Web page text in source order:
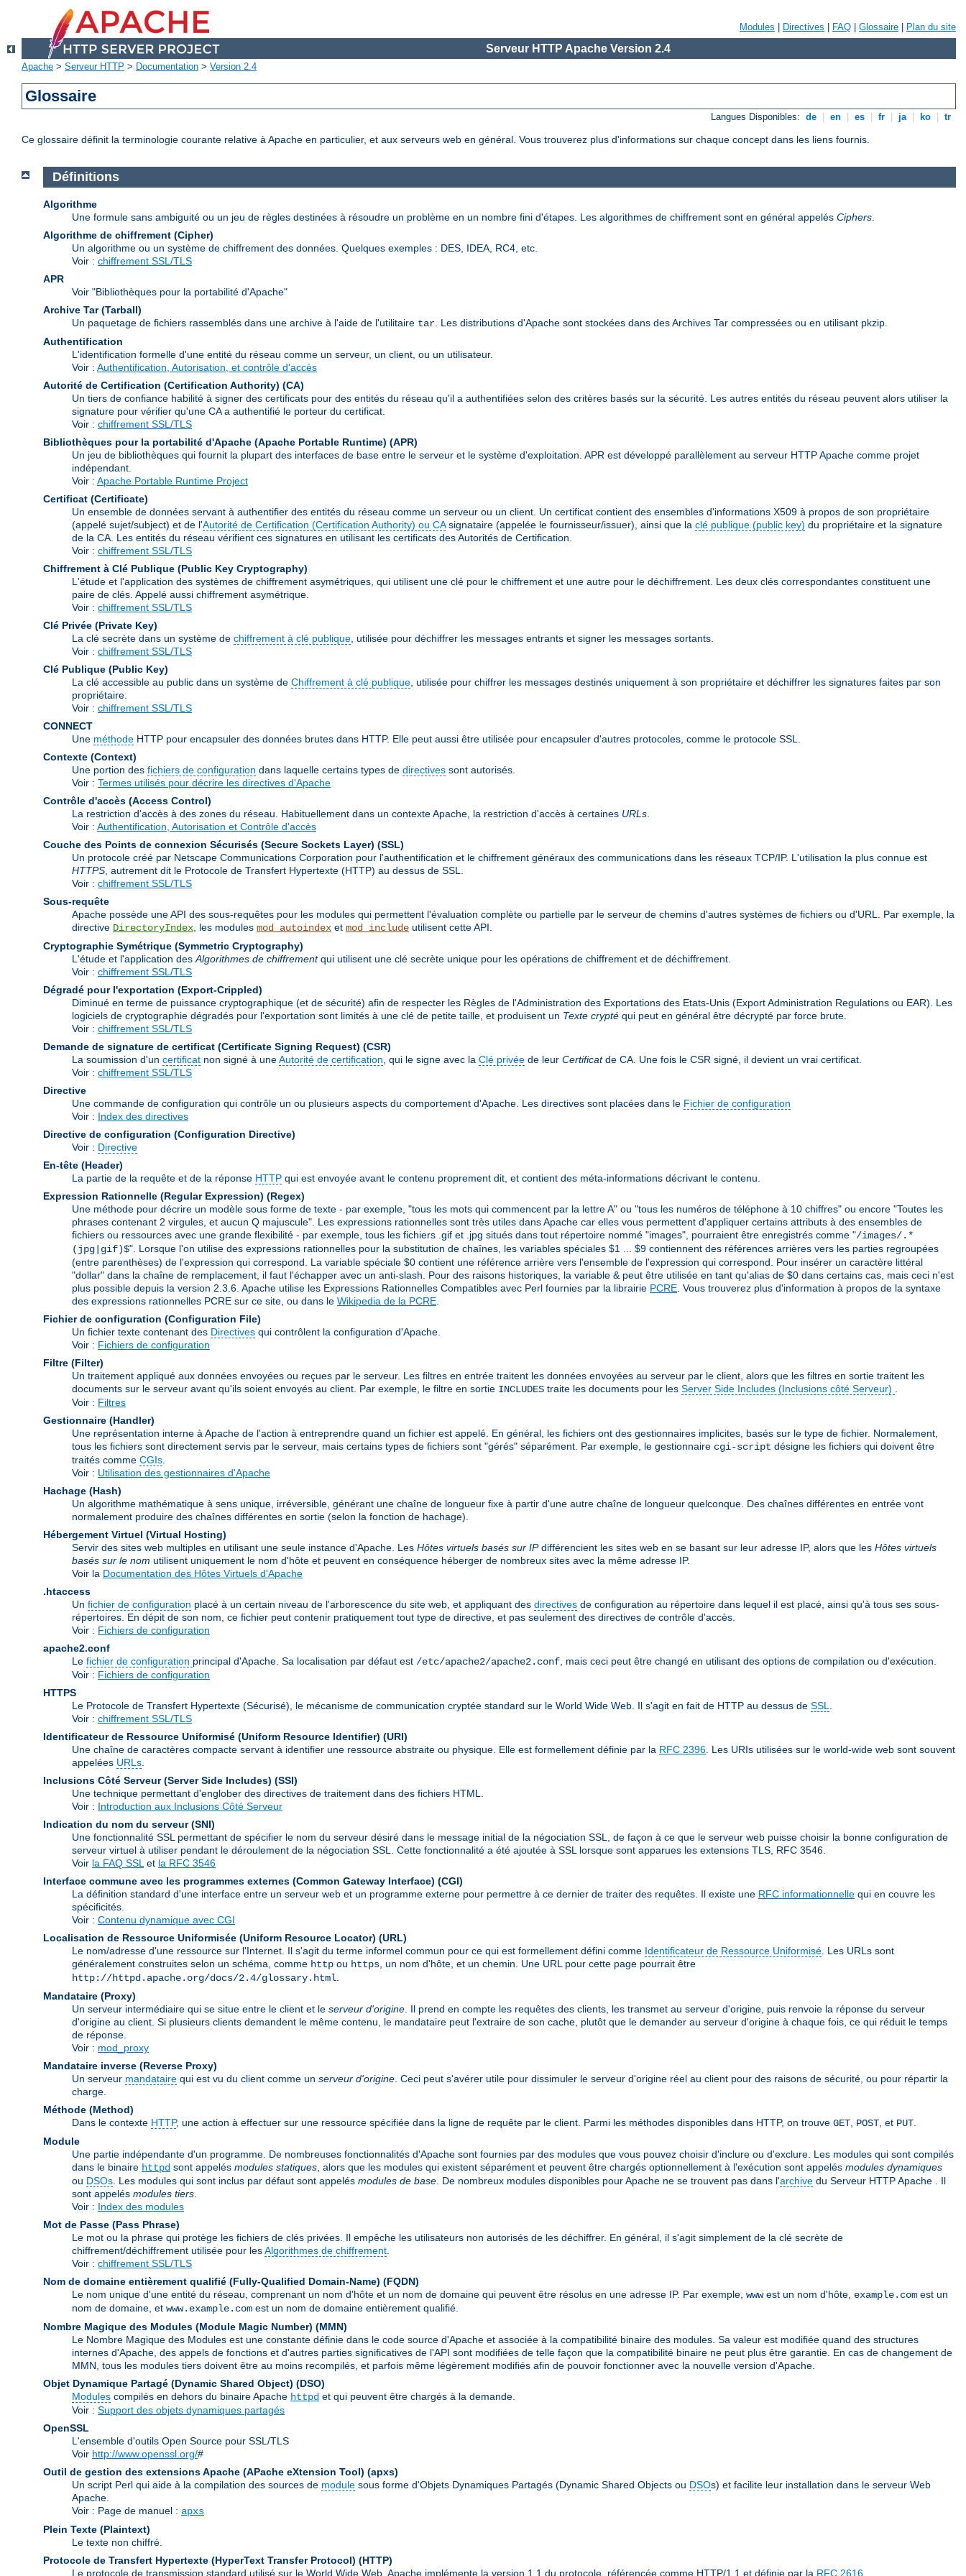
Modules Directives FAQ Glossaire Plan du site
Serveur HTTP Apache Version 2.4
Apache > Serveur HTTP > Documentation > Version 2.4
Glossaire
Langues Disponibles: de en es fr ja ko tr
Ce glossaire définit la terminologie courante relative à Apache en particulier, et aux serveurs web en général. Vous trouverez plus d'informations sur chaque concept dans les liens fournis.
Définitions
Algorithme
Une formule sans ambiguité ou un jeu de règles destinées à résoudre un problème en un nombre fini d'étapes. Les algorithmes de chiffrement sont en général appelés Ciphers
Algorithme de chiffrement (Cipher)
Un algorithme ou un système de chiffrement des données. Quelques exemples : DES, IDEA, RC4, etc.
Voir : chiffrement SSL/TLS
APR
Voir "Bibliothèques pour la portabilité d'Apache"
Archive Tar (Tarball)
Un paquetage de fichiers rassemblés dans une archive à l'aide de l'utilitaire tar . Les distributions d'Apache sont stockées dans des Archives Tar compressées ou en utilisant pkzip.
Authentification
L'identification formelle d'une entité du réseau comme un serveur, un client, ou un utilisateur.
Voir : Authentification, Autorisation, et contrôle d'accès
Autorité de Certification (Certification Authority) (CA)
Un tiers de confiance habilité à signer des certificats pour des entités du réseau qu'il a authentifiées selon des critères basés sur la sécurité. Les autres entités du réseau peuvent alors utiliser la
signature pour vérifier qu'une CA a authentifié le porteur du certificat.
Voir : chiffrement SSL/TLS
Bibliothèques pour la portabilité d'Apache (Apache Portable Runtime) (APR)
Un jeu de bibliothèques qui fournit la plupart des interfaces de base entre le serveur et le système d'exploitation. APR est développé parallèlement au serveur HTTP Apache comme projet
indépendant.
Voir : Apache Portable Runtime Project
Certificat (Certificate)
Un ensemble de données servant à authentifier des entités du réseau comme un serveur ou un client. Un certificat contient des ensembles d'informations X509 à propos de son propriétaire
(appelé sujet/subject) et de l'Autorité de Certification (Certification Authority) ou CAsignataire (appelée le fournisseur/issuer), ainsi que la clé publique (public key) du propriétaire et la signature
de la CA. Les entités du réseau vérifient ces signatures en utilisant les certificats des Autorités de Certification.
Voir : chiffrement SSL/TLS
Chiffrement à Clé Publique (Public Key Cryptography)
L'étude et l'application des systèmes de chiffrement asymétriques, qui utilisent une clé pour le chiffrement et une autre pour le déchiffrement. Les deux clés correspondantes constituent une
paire de clés. Appelé aussi chiffrement asymétrique.
Voir : chiffrement SSL/TLS
Clé Privée (Private Key)
La clé secrète dans un système de chiffrement à clé publique , utilisée pour déchiffrer les messages entrants et signer les messages sortants.
Voir : chiffrement SSL/TLS
Clé Publique (Public Key)
La clé accessible au public dans un système de Chiffrement à clé publique , utilisée pour chiffrer les messages destinés uniquement à son propriétaire et déchiffrer les signatures faites par son
propriétaire.
Voir : chiffrement SSL/TLS
CONNECT
Une méthode HTTP pour encapsuler des données brutes dans HTTP. Elle peut aussi être utilisée pour encapsuler d'autres protocoles, comme le protocole SSL.
Contexte (Context)
Une portion des fichiers de configuration dans laquelle certains types de directives sont autorisés.
Voir : Termes utilisés pour décrire les directives d'Apache
Contrôle d'accès (Access Control)
La restriction d'accès à des zones du réseau. Habituellement dans un contexte Apache, la restriction d'accès à certaines URLs
Voir : Authentification, Autorisation et Contrôle d'accès
Couche des Points de connexion Sécurisés (Secure Sockets Layer) (SSL)
Un protocole créé par Netscape Communications Corporation pour l'authentification et le chiffrement généraux des communications dans les réseaux TCP/IP. L'utilisation la plus connue est
HTTPS , autrement dit le Protocole de Transfert Hypertexte (HTTP) au dessus de SSL.
Voir : chiffrement SSL/TLS
Sous-requête
Apache possède une API des sous-requêtes pour les modules qui permettent l'évaluation complète ou partielle par le serveur de chemins d'autres systèmes de fichiers ou d'URL. Par exemple, la
directive DirectoryIndex , les modules mod_autoindex et mod_include utilisent cette API.
Cryptographie Symétrique (Symmetric Cryptography)
L'étude et l'application des Algorithmes de chiffrementqui utilisent une clé secrète unique pour les opérations de chiffrement et de déchiffrement.
Voir : chiffrement SSL/TLS
Dégradé pour l'exportation (Export-Crippled)
Diminué en terme de puissance cryptographique (et de sécurité) afin de respecter les Règles de l'Administration des Exportations des Etats-Unis (Export Administration Regulations ou EAR). Les
logiciels de cryptographie dégradés pour l'exportation sont limités à une clé de petite taille, et produisent un Texte crypté qui peut en général être décrypté par force brute.
Voir : chiffrement SSL/TLS
Demande de signature de certificat (Certificate Signing Request) (CSR)
La soumission d'un certificat non signé à uneAutorité de certification , qui le signe avec la Clé privée de leur Certificatde CA. Une fois le CSR signé, il devient un vrai certificat.
Voir : chiffrement SSL/TLS
Directive
Une commande de configuration qui contrôle un ou plusieurs aspects du comportement d'Apache. Les directives sont placées dans le Fichier de configuration
Voir : Index des directives
Directive de configuration (Configuration Directive)
Voir : Directive
En-tête (Header)
La partie de la requête et de la réponse HTTP qui est envoyée avant le contenu proprement dit, et contient des méta-informations décrivant le contenu.
Expression Rationnelle (Regular Expression) (Regex)
Une méthode pour décrire un modèle sous forme de texte - par exemple, "tous les mots qui commencent par la lettre A" ou "tous les numéros de téléphone à 10 chiffres" ou encore "Toutes les
phrases contenant 2 virgules, et aucun Q majuscule". Les expressions rationnelles sont très utiles dans Apache car elles vous permettent d'appliquer certains attributs à des ensembles de
fichiers ou ressources avec une grande flexibilité - par exemple, tous les fichiers .gif et .jpg situés dans tout répertoire nommé "images", pourraient être enregistrés comme "/images/.*
(jpg|gif)$". Lorsque l'on utilise des expressions rationnelles pour la substitution de chaînes, les variables spéciales $1 ... $9 contiennent des références arrières vers les parties regroupées
(entre parenthèses) de l'expression qui correspond. La variable spéciale $0 contient une référence arrière vers l'ensemble de l'expression qui correspond. Pour insérer un caractère littéral
"dollar" dans la chaîne de remplacement, il faut l'échapper avec un anti-slash. Pour des raisons historiques, la variable & peut être utilisée en tant qu'alias de $0 dans certains cas, mais ceci n'est
plus possible depuis la version 2.3.6. Apache utilise les Expressions Rationnelles Compatibles avec Perl fournies par la librairie PCRE . Vous trouverez plus d'information à propos de la syntaxe
des expressions rationnelles PCRE sur ce site, ou dans le Wikipedia de la PCRE
Fichier de configuration (Configuration File)
Un fichier texte contenant des Directives qui contrôlent la configuration d'Apache.
Voir : Fichiers de configuration
Filtre (Filter)
Un traitement appliqué aux données envoyées ou reçues par le serveur. Les filtres en entrée traitent les données envoyées au serveur par le client, alors que les filtres en sortie traitent les
documents sur le serveur avant qu'ils soient envoyés au client. Par exemple, le filtre en sortie INCLUDES traite les documents pour les Server Side Includes (Inclusions côté Serveur)
Voir : Filtres
Gestionnaire (Handler)
Une représentation interne à Apache de l'action à entreprendre quand un fichier est appelé. En général, les fichiers ont des gestionnaires implicites, basés sur le type de fichier. Normalement,
tous les fichiers sont directement servis par le serveur, mais certains types de fichiers sont "gérés" séparément. Par exemple, le gestionnaire cgi-script désigne les fichiers qui doivent être
traités comme CGIs
Voir : Utilisation des gestionnaires d'Apache
Hachage (Hash)
Un algorithme mathématique à sens unique, irréversible, générant une chaîne de longueur fixe à partir d'une autre chaîne de longueur quelconque. Des chaînes différentes en entrée vont
normalement produire des chaînes différentes en sortie (selon la fonction de hachage).
Hébergement Virtuel (Virtual Hosting)
Servir des sites web multiples en utilisant une seule instance d'Apache. Les Hôtes virtuels basés sur IPdifférencient les sites web en se basant sur leur adresse IP, alors que les Hôtes virtuels
basés sur le nom utilisent uniquement le nom d'hôte et peuvent en conséquence héberger de nombreux sites avec la même adresse IP.
Voir la Documentation des Hôtes Virtuels d'Apache
.htaccess
Un fichier de configuration placé à un certain niveau de l'arborescence du site web, et appliquant des directives de configuration au répertoire dans lequel il est placé, ainsi qu'à tous ses sous-
répertoires. En dépit de son nom, ce fichier peut contenir pratiquement tout type de directive, et pas seulement des directives de contrôle d'accès.
Voir : Fichiers de configuration
apache2.conf
Le fichier de configuration principal d'Apache. Sa localisation par défaut est /etc/apache2/apache2.conf , mais ceci peut être changé en utilisant des options de compilation ou d'exécution.
Voir : Fichiers de configuration
HTTPS
Le Protocole de Transfert Hypertexte (Sécurisé), le mécanisme de communication cryptée standard sur le World Wide Web. Il s'agit en fait de HTTP au dessus de SSL
Voir : chiffrement SSL/TLS
Identificateur de Ressource Uniformisé (Uniform Resource Identifier) (URI)
Une chaîne de caractères compacte servant à identifier une ressource abstraite ou physique. Elle est formellement définie par la RFC 2396 . Les URIs utilisées sur le world-wide web sont souvent
appelées URLs
Inclusions Côté Serveur (Server Side Includes) (SSI)
Une technique permettant d'englober des directives de traitement dans des fichiers HTML.
Voir : Introduction aux Inclusions Côté Serveur
Indication du nom du serveur (SNI)
Une fonctionnalité SSL permettant de spécifier le nom du serveur désiré dans le message initial de la négociation SSL, de façon à ce que le serveur web puisse choisir la bonne configuration de
serveur virtuel à utiliser pendant le déroulement de la négociation SSL. Cette fonctionnalité a été ajoutée à SSL lorsque sont apparues les extensions TLS, RFC 3546.
Voir la FAQ SSL et la RFC 3546
Interface commune avec les programmes externes (Common Gateway Interface) (CGI)
La définition standard d'une interface entre un serveur web et un programme externe pour permettre à ce dernier de traiter des requêtes. Il existe une RFC informationnelle qui en couvre les
spécificités.
Voir : Contenu dynamique avec CGI
Localisation de Ressource Uniformisée (Uniform Resource Locator) (URL)
Le nom/adresse d'une ressource sur l'Internet. Il s'agit du terme informel commun pour ce qui est formellement défini comme Identificateur de Ressource Uniformisé . Les URLs sont
généralement construites selon un schéma, comme http ou https , un nom d'hôte, et un chemin. Une URL pour cette page pourrait être
http://httpd.apache.org/docs/2.4/glossary.html
Mandataire (Proxy)
Un serveur intermédiaire qui se situe entre le client et le serveur d'origine . Il prend en compte les requêtes des clients, les transmet au serveur d'origine, puis renvoie la réponse du serveur
d'origine au client. Si plusieurs clients demandent le même contenu, le mandataire peut l'extraire de son cache, plutôt que le demander au serveur d'origine à chaque fois, ce qui réduit le temps
de réponse.
Voir : mod_proxy
Mandataire inverse (Reverse Proxy)
Un serveur mandataire qui est vu du client comme un serveur d'origine . Ceci peut s'avérer utile pour dissimuler le serveur d'origine réel au client pour des raisons de sécurité, ou pour répartir la
charge.
Méthode (Method)
Dans le contexte HTTP, une action à effectuer sur une ressource spécifiée dans la ligne de requête par le client. Parmi les méthodes disponibles dans HTTP, on trouve GET POST , et PUT
Module
Une partie indépendante d'un programme. De nombreuses fonctionnalités d'Apache sont fournies par des modules que vous pouvez choisir d'inclure ou d'exclure. Les modules qui sont compilés
dans le binaire httpd sont appelés modules statiques , alors que les modules qui existent séparément et peuvent être chargés optionnellement à l'exécution sont appelés modules dynamiques
ou DSOs . Les modules qui sont inclus par défaut sont appelés modules de base . De nombreux modules disponibles pour Apache ne se trouvent pas dans l'archive du Serveur HTTP Apache . Il
sont appelés modules tiers
Voir : Index des modules
Mot de Passe (Pass Phrase)
Le mot ou la phrase qui protège les fichiers de clés privées. Il empêche les utilisateurs non autorisés de les déchiffrer. En général, il s'agit simplement de la clé secrète de
chiffrement/déchiffrement utilisée pour lesAlgorithmes de chiffrement
Voir : chiffrement SSL/TLS
Nom de domaine entièrement qualifié (Fully-Qualified Domain-Name) (FQDN)
Le nom unique d'une entité du réseau, comprenant un nom d'hôte et un nom de domaine qui peuvent être résolus en une adresse IP. Par exemple, wwwest un nom d'hôte, example.com est un
nom de domaine, et www.example.com est un nom de domaine entièrement qualifié.
Nombre Magique des Modules (Module Magic Number) (MMN)
Le Nombre Magique des Modules est une constante définie dans le code source d'Apache et associée à la compatibilité binaire des modules. Sa valeur est modifiée quand des structures
internes d'Apache, des appels de fonctions et d'autres parties significatives de l'API sont modifiées de telle façon que la compatibilité binaire ne peut plus être garantie. En cas de changement de
MMN, tous les modules tiers doivent être au moins recompilés, et parfois même légèrement modifiés afin de pouvoir fonctionner avec la nouvelle version d'Apache.
Objet Dynamique Partagé (Dynamic Shared Object) (DSO)
Modules compilés en dehors du binaire Apache httpd et qui peuvent être chargés à la demande.
Voir : Support des objets dynamiques partagés
OpenSSL
L'ensemble d'outils Open Source pour SSL/TLS
Voir http://www.openssl.org/#
Outil de gestion des extensions Apache (APache eXtension Tool) (apxs)
Un script Perl qui aide à la compilation des sources de module sous forme d'Objets Dynamiques Partagés (Dynamic Shared Objects ou DSOs) et facilite leur installation dans le serveur Web
Apache.
Voir : Page de manuel : apxs
Plein Texte (Plaintext)
Le texte non chiffré.
Protocole de Transfert Hypertexte (HyperText Transfer Protocol) (HTTP)
Le protocole de transmission standard utilisé sur le World Wide Web. Apache implémente la version 1.1 du protocole, référencée comme HTTP/1.1 et définie par la RFC 2616